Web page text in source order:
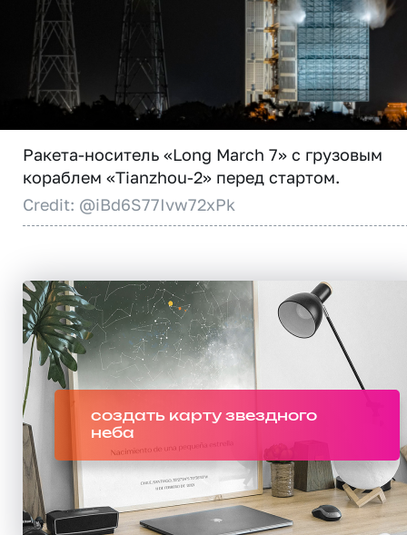
Ракета-носитель «Long March 7» с грузовым
кораблем «Tianzhou-2» перед стартом.
Credit: @iBd6S77Ivw72xPk
создать карту звездного
неба